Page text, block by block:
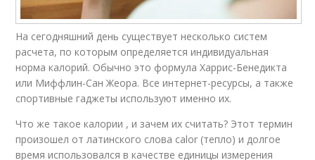
На сегодняшний день существует несколько систем
расчета, по которым определяется индивидуальная
норма калорий. Обычно это формула Харрис-Бенедикта
или Миффлин-Сан Жеора. Все интернет-ресурсы, а также
спортивные гаджеты используют именно их.
Что же такое калории , и зачем их считать? Этот термин
произошел от латинского слова calor (тепло) и долгое
время использовался в качестве единицы измерения